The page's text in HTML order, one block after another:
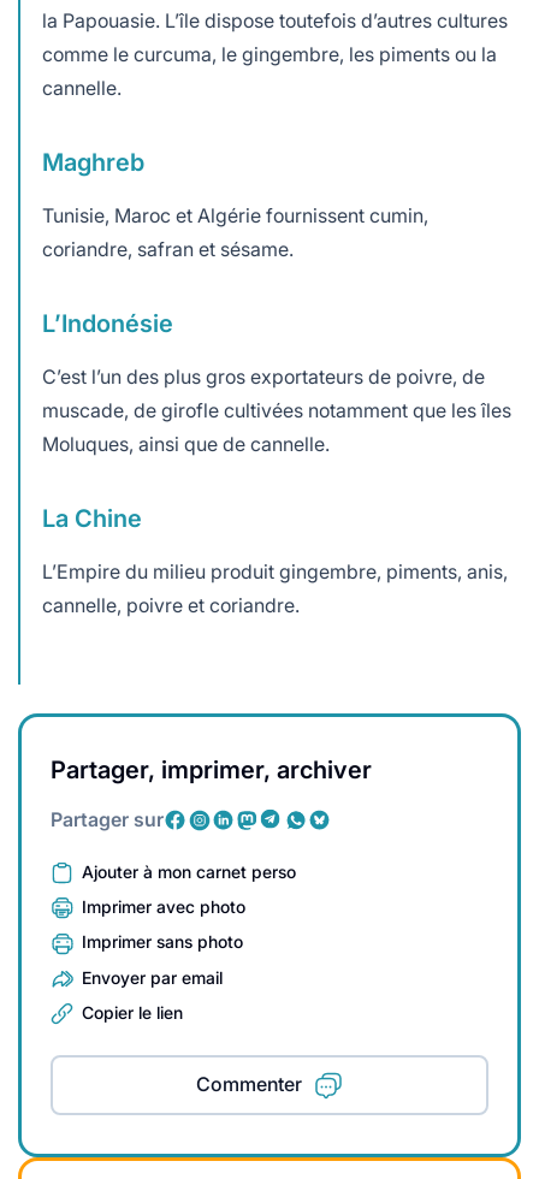
la Papouasie. L’île dispose toutefois d’autres cultures
comme le curcuma, le gingembre, les piments ou la
cannelle.
Maghreb
Tunisie, Maroc et Algérie fournissent cumin,
coriandre, safran et sésame.
L’Indonésie
C’est l’un des plus gros exportateurs de poivre, de
muscade, de girofle cultivées notamment que les îles
Moluques, ainsi que de cannelle.
La Chine
L’Empire du milieu produit gingembre, piments, anis,
cannelle, poivre et coriandre.
Partager, imprimer, archiver
Partager sur
Ajouter à mon carnet perso
Imprimer avec photo
Imprimer sans photo
Envoyer par email
Copier le lien
Commenter